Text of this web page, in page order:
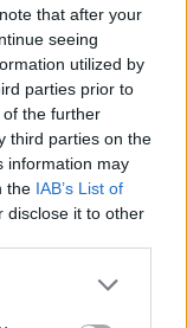
that after your
seeing
utilized by
parties prior to
the further
third parties on the
information may
the IAB’s List of
disclose it to other
potencialu
trečiosios